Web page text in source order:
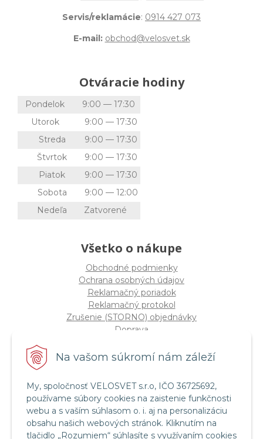
Na vašom súkromí nám záleží
My, spoločnosť VELOSVET s.r.o, IČO 36725692,
používame súbory cookies na zaistenie funkčnosti
webu a s vaším súhlasom o. i. aj na personalizáciu
obsahu našich webových stránok. Kliknutím na
tlačidlo „Rozumiem“ súhlasíte s využívaním cookies
Servis/reklamácie: 0914 427 073
E-mail: obchod@velosvet.sk
Otváracie hodiny
Pondelok
9:00 — 17:30
Utorok
9:00 — 17:30
Streda
9:00 — 17:30
Štvrtok
9:00 — 17:30
Piatok
9:00 — 17:30
Sobota
9:00 — 12:00
Nedeľa
Zatvorené
Všetko o nákupe
Obchodné podmienky
Ochrana osobných údajov
Reklamačný poriadok
Reklamačný protokol
Zrušenie (STORNO) objednávky
Doprava
Štatút súťaže "Vianoce 2025"
Servis a služby
Servis bicyklov a elektrobicyklov
Retül Bike Fit
Instagram Velosvet